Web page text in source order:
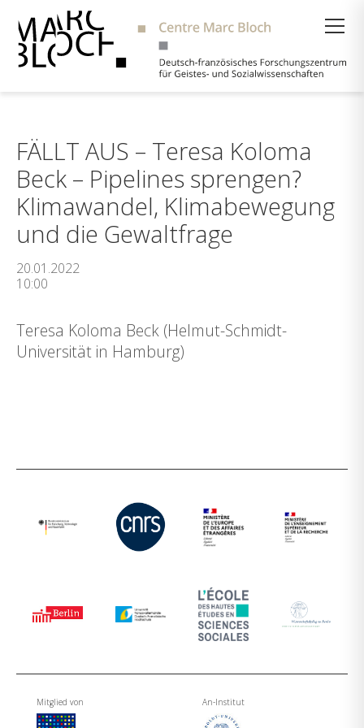
FÄLLT AUS – Teresa Koloma
Beck – Pipelines sprengen?
Klimawandel, Klimabewegung
und die Gewaltfrage
20.01.2022
10:00
Teresa Koloma Beck (Helmut-Schmidt-
Universität in Hamburg)
Mitglied von An-Institut